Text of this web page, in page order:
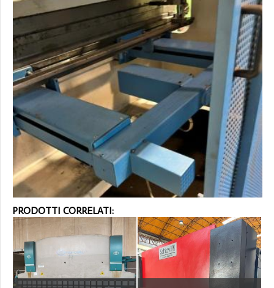
PRODOTTI CORRELATI: